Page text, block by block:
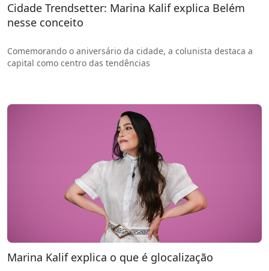
Cidade Trendsetter: Marina Kalif explica Belém
nesse conceito
Comemorando o aniversário da cidade, a colunista destaca a
capital como centro das tendências
Marina Kalif explica o que é glocalização